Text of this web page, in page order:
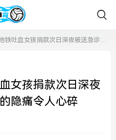
女孩捐款次日深夜被送急诊，善举后的隐痛令人心碎
女孩捐款次日深夜
隐痛令人心碎